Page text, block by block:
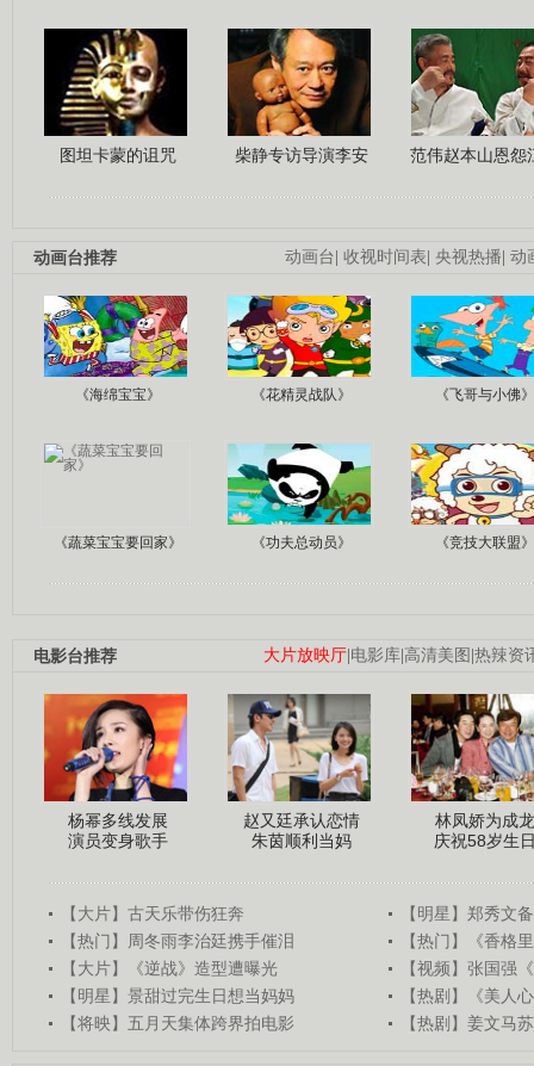
图坦卡蒙的诅咒 柴静专访导演李安 范伟赵本山恩怨
动画台| 收视时间表| 央视热播| 动
动画台推荐
《海绵宝宝》 《花精灵战队》 《飞哥与小佛》
《蔬菜宝宝要回家》 《功夫总动员》 《竞技大联盟》
大片放映厅|电影库|高清美图 |热辣资
电影台推荐
杨幂多线发展
演员变身歌手
赵又廷承认恋情
朱茵顺利当妈
林凤娇为成龙
庆祝58岁生
【大片】古天乐带伤狂奔
【明星】郑秀文
【热门】周冬雨李治廷携手催泪
【热门】《香格
【大片】《逆战》造型遭曝光
【视频】张国强
【明星】景甜过完生日想当妈妈
【热剧】《美人
【将映】五月天集体跨界拍电影
【热剧】姜文马